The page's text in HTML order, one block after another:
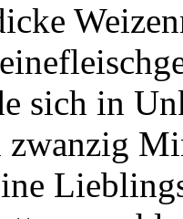
sich in